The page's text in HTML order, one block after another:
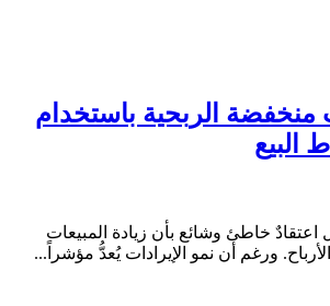
منخفضة الربحية باستخدام
البيع
خاطئ وشائع بأن زيادة المبيعات
الأرباح. ورغم أن نمو الإيرادات يُعدُّ مؤشراً...